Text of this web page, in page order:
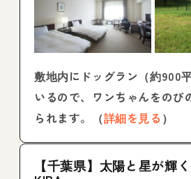
敷地内にドッグラン（約900
いるので、ワンちゃんをのび
られます。（詳細を見る ）
【千葉県】太陽と星が輝